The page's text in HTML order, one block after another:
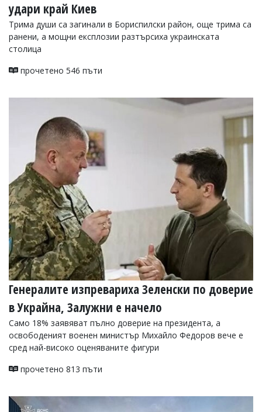
удари край Киев
Трима души са загинали в Бориспилски район, още трима са
ранени, а мощни експлозии разтърсиха украинската
столица
прочетено 546 пъти
Генералите изпревариха Зеленски по доверие
в Украйна, Залужни е начело
Само 18% заявяват пълно доверие на президента, а
освободеният военен министър Михайло Федоров вече е
сред най-високо оценяваните фигури
прочетено 813 пъти